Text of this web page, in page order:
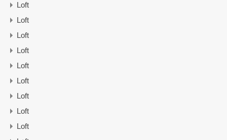
Loft
Loft
Loft
Loft
Loft
Loft
Loft
Loft
Loft